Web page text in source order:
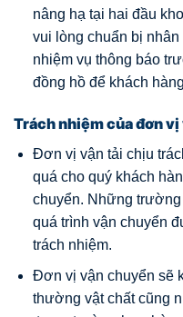
nâng hạ tại hai đầu
vui lòng chuẩn bị
nhiệm vụ thông báo
đồng hồ để khách
Trách nhiệm của đơn vị
Đơn vị vận tải chịu
quá cho quý khách
chuyển. Những
quá trình vận chuyển
trách nhiệm.
Đơn vị vận chuyển sẽ
thường vật chất cũng